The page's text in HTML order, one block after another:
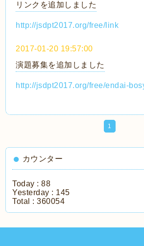
リンクを追加しました
http://jsdpt2017.org/free/link
2017-01-20 19:57:00
演題募集を追加しました
http://jsdpt2017.org/free/endai-
1
カウンター
Today :88
Yesterday : 145
Total :360054